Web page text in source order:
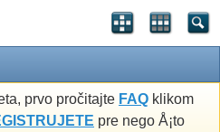
prvo pročitajte FAQ klikom
pre nego Å¡to